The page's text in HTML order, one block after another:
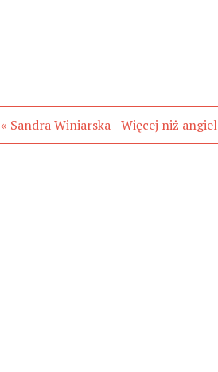
« Sandra Winiarska - Więcej niż